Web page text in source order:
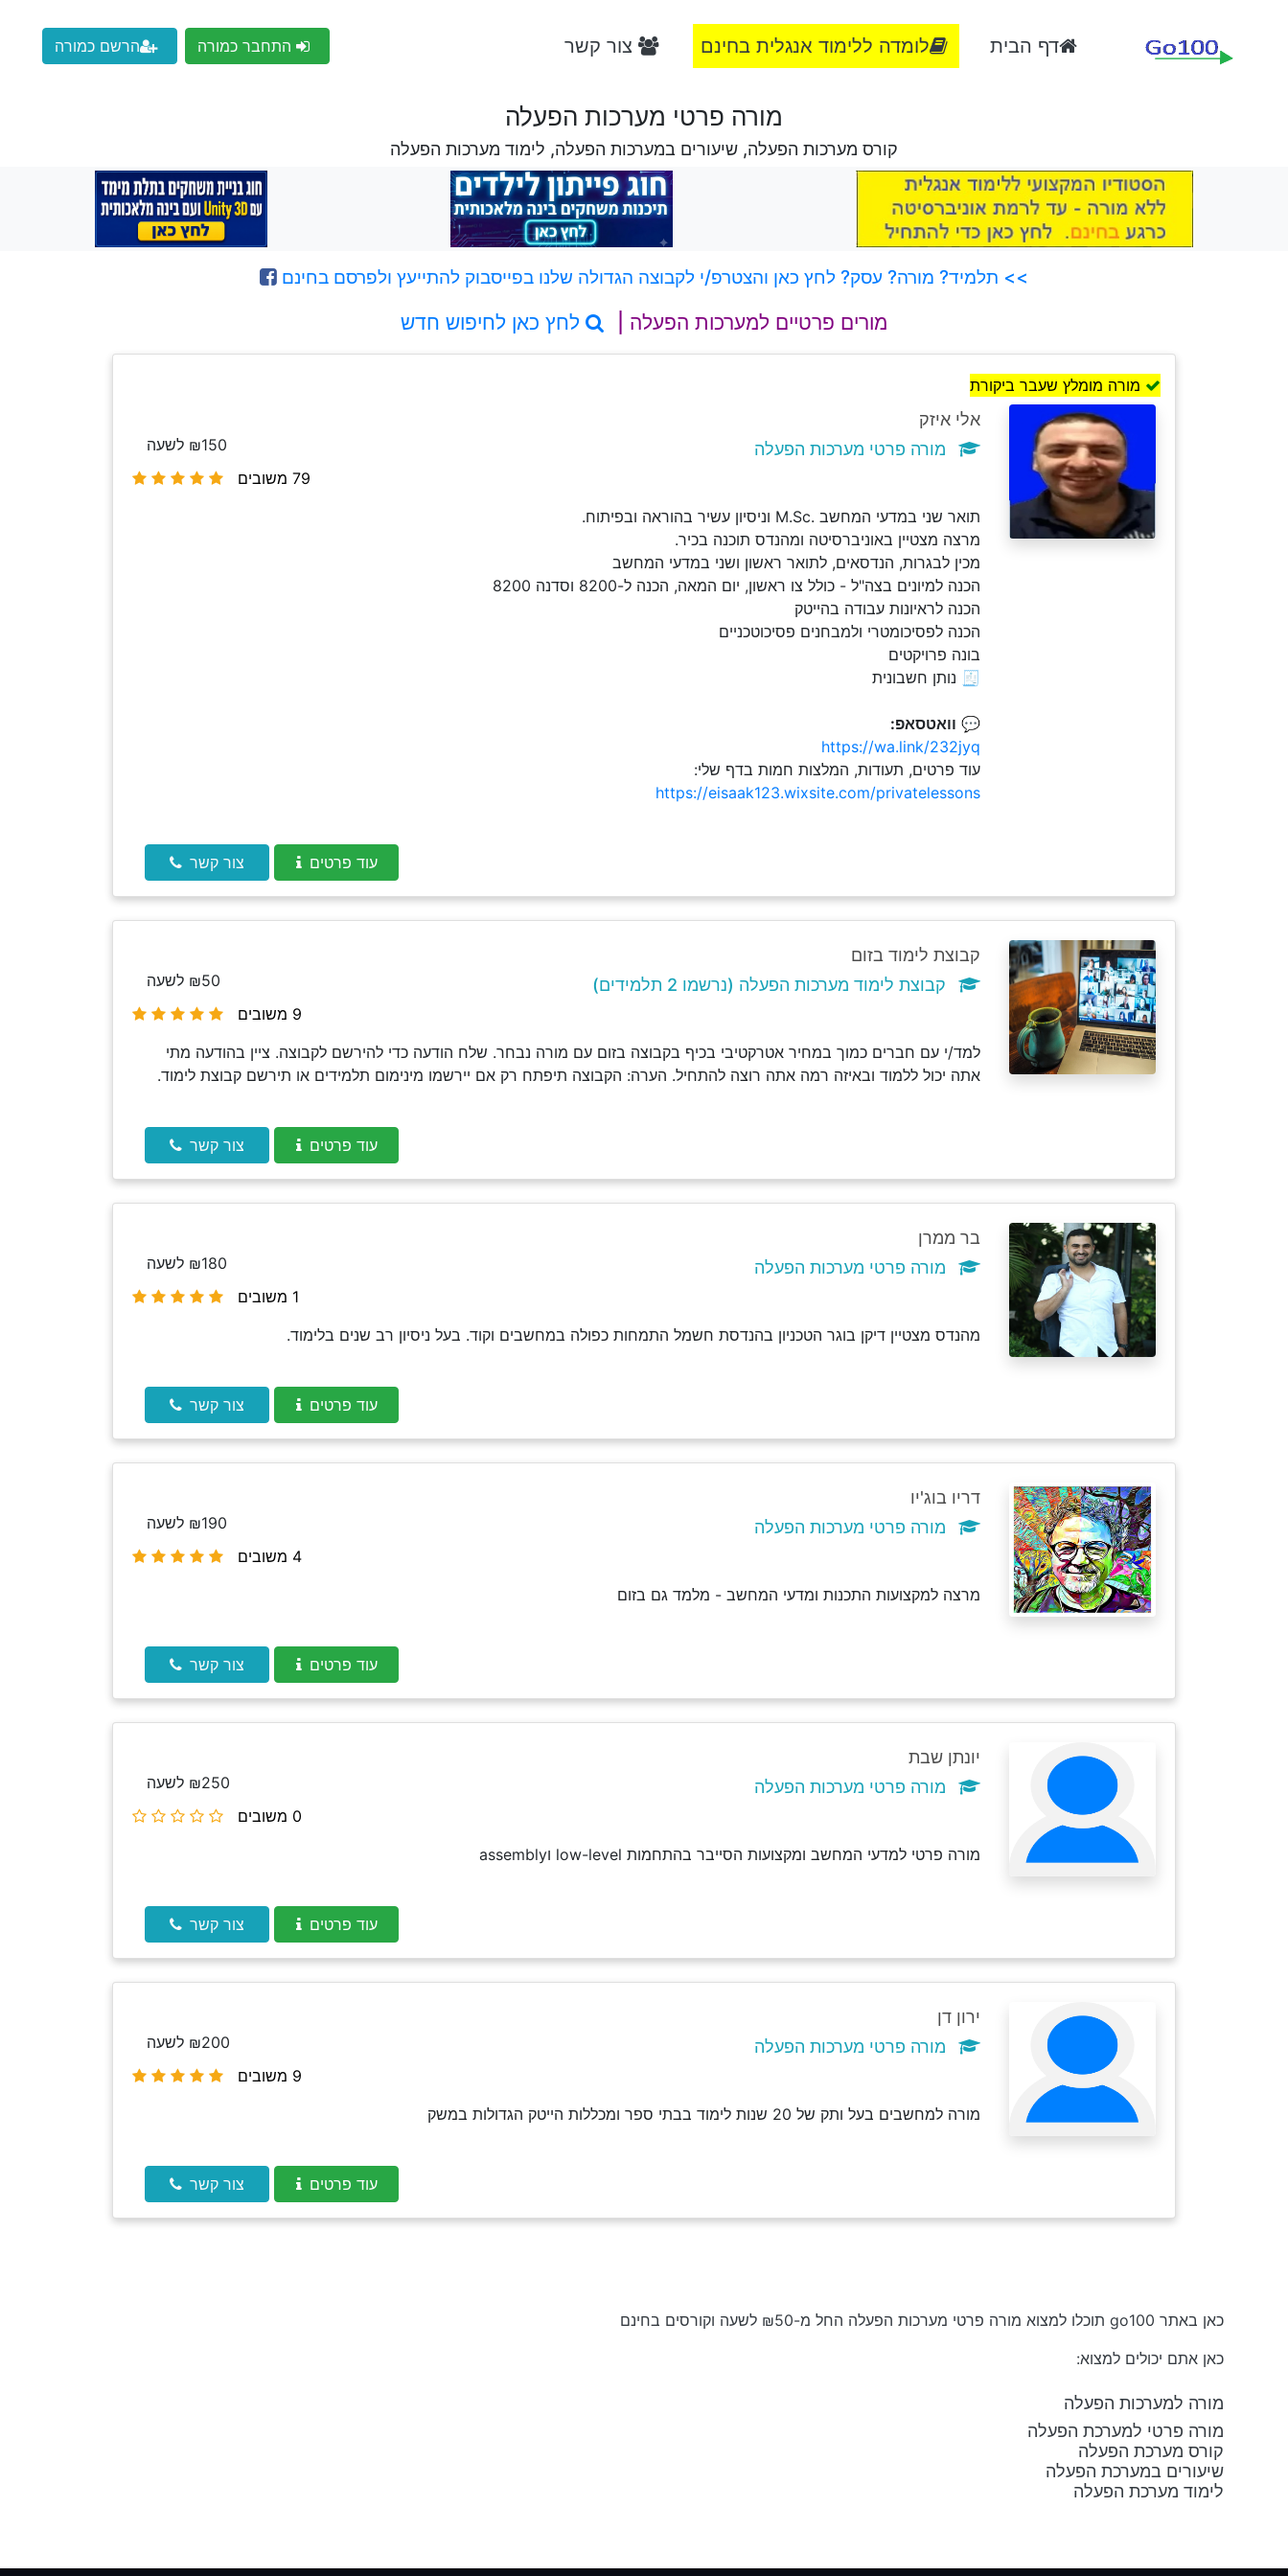
דף הבית לומדה ללימוד אנגלית בחינם צור קשר התחבר כמורה הרשם כמורה
מורה פרטי מערכות הפעלה
קורס מערכות הפעלה, שיעורים במערכות הפעלה, לימוד מערכות הפעלה
>> תלמיד? מורה? עסק? לחץ כאן והצטרפ/י לקבוצה הגדולה שלנו בפייסבוק להתייעץ ולפרסם בחינם
מורים פרטיים למערכות הפעלה | לחץ כאן לחיפוש חדש
מורה מומלץ שעבר ביקורת
אלי איזק
מורה פרטי מערכות הפעלה
79 משובים
₪150 לשעה
תואר שני במדעי המחשב .M.Sc וניסיון עשיר בהוראה ובפיתוח.
מרצה מצטיין באוניברסיטה ומהנדס תוכנה בכיר.
מכין לבגרות, הנדסאים, לתואר ראשון ושני במדעי המחשב
הכנה למיונים בצה"ל - כולל צו ראשון, יום המאה, הכנה ל-8200 וסדנה 8200
הכנה לראיונות עבודה בהייטק
הכנה לפסיכומטרי ולמבחנים פסיכוטכניים
בונה פרויקטים
🧾 נותן חשבונית
💬 וואטסאפ:
https://wa.link/232jyq
עוד פרטים, תעודות, המלצות חמות בדף שלי:
https://eisaak123.wixsite.com/privatelessons
עוד פרטים צור קשר
קבוצת לימוד בזום
קבוצת לימוד מערכות הפעלה (נרשמו 2 תלמידים)
9 משובים
₪50 לשעה
למד/י עם חברים כמוך במחיר אטרקטיבי בכיף בקבוצה בזום עם מורה נבחר. שלח הודעה כדי להירשם לקבוצה. ציין בהודעה מתי
אתה יכול ללמוד ובאיזה רמה אתה רוצה להתחיל. הערה: הקבוצה תיפתח רק אם יירשמו מינימום תלמידים או תירשם קבוצת לימוד.
עוד פרטים צור קשר
בר ממרן
מורה פרטי מערכות הפעלה
1 משובים
₪180 לשעה
מהנדס מצטיין דיקן בוגר הטכניון בהנדסת חשמל התמחות כפולה במחשבים וקוד. בעל ניסיון רב שנים בלימוד.
עוד פרטים צור קשר
דריו בוג'יו
מורה פרטי מערכות הפעלה
4 משובים
₪190 לשעה
מרצה למקצועות התכנות ומדעי המחשב - מלמד גם בזום
עוד פרטים צור קשר
יונתן שבת
מורה פרטי מערכות הפעלה
0 משובים
₪250 לשעה
מורה פרטי למדעי המחשב ומקצועות הסייבר בהתחמות low-level וassembly
עוד פרטים צור קשר
ירון דן
מורה פרטי מערכות הפעלה
9 משובים
₪200 לשעה
מורה למחשבים בעל ותק של 20 שנות לימוד בבתי ספר ומכללות הייטק הגדולות במשק
עוד פרטים צור קשר
כאן באתר go100 תוכלו למצוא מורה פרטי מערכות הפעלה החל מ-₪50 לשעה וקורסים בחינם
כאן אתם יכולים למצוא:
מורה למערכות הפעלה
מורה פרטי למערכת הפעלה
קורס מערכת הפעלה
שיעורים במערכת הפעלה
לימוד מערכת הפעלה